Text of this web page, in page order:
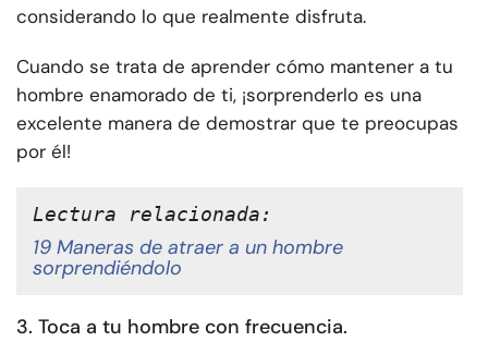
considerando lo que realmente disfruta.
Cuando se trata de aprender cómo mantener a tu
hombre enamorado de ti, ¡sorprenderlo es una
excelente manera de demostrar que te preocupas
por él!
Lectura relacionada:
19 Maneras de atraer a un hombre
sorprendiéndolo
3. Toca a tu hombre con frecuencia.